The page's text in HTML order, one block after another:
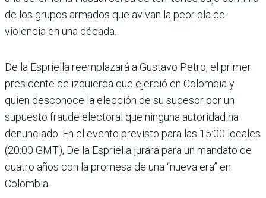
de los grupos armados que avivan la peor ola de
violencia en una década.
De la Espriella reemplazará a Gustavo Petro, el primer
presidente de izquierda que ejerció en Colombia y
quien desconoce la elección de su sucesor por un
supuesto fraude electoral que ninguna autoridad ha
denunciado. En el evento previsto para las 15:00 locales
(20:00 GMT), De la Espriella jurará para un mandato de
cuatro años con la promesa de una “nueva era” en
Colombia.